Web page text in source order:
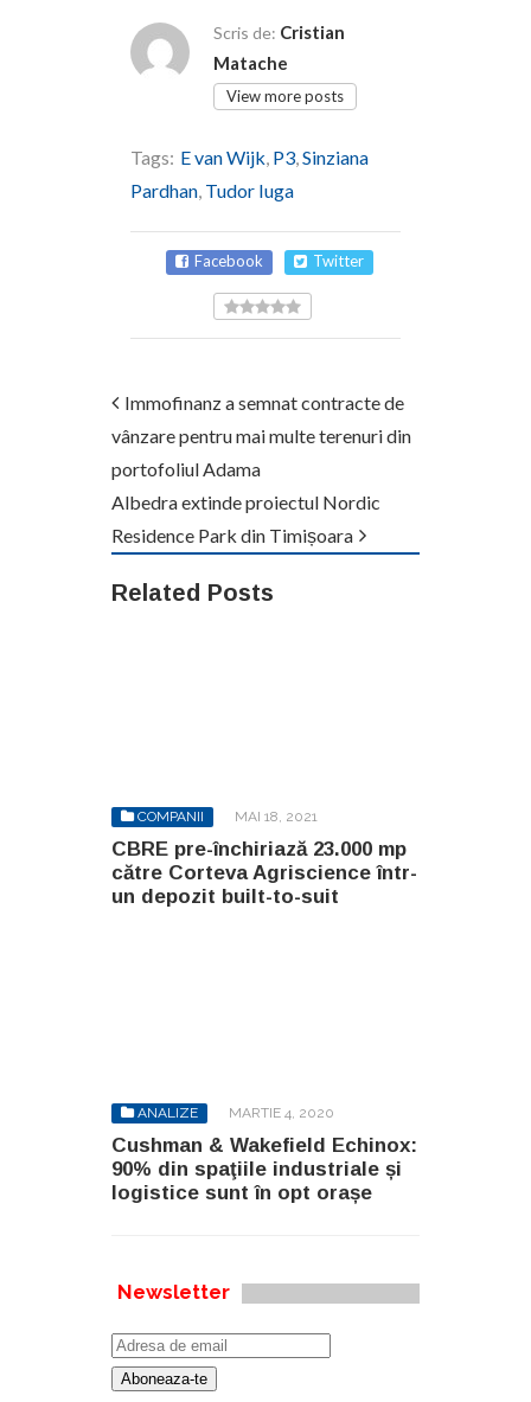
Scris de: Cristian
Matache
View more posts
Tags: E van Wijk, P3,Sinziana
Pardhan, Tudor Iuga
Facebook Twitter
Immofinanz a semnat contracte de
vânzare pentru mai multe terenuri din
portofoliul Adama
Albedra extinde proiectul Nordic
Residence Park din Timișoara
Related Posts
COMPANII MAI 18, 2021
CBRE pre-închiriază 23.000 mp
către Corteva Agriscience într-
un depozit built-to-suit
ANALIZE MARTIE 4, 2020
Cushman & Wakefield Echinox:
90% din spaţiile industriale și
logistice sunt în opt orașe
Newsletter